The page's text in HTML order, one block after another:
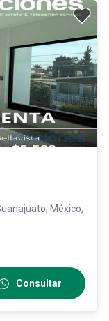
, México,
Consultar